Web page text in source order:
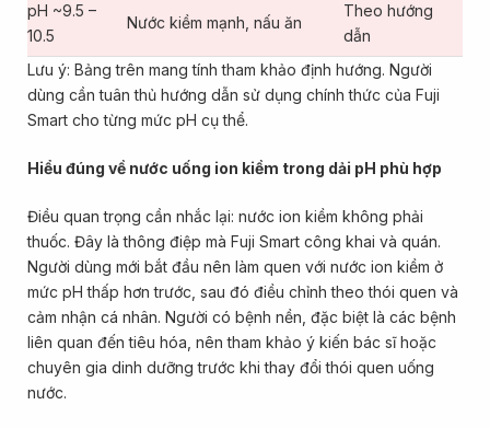
pH ~9.5 –
10.5
Nước kiềm mạnh, nấu ăn
Theo hướng
dẫn
Lưu ý: Bảng trên mang tính tham khảo định hướng. Người
dùng cần tuân thủ hướng dẫn sử dụng chính thức của Fuji
Smart cho từng mức pH cụ thể.
Hiểu đúng về nước uống ion kiềm trong dải pH phù hợp
Điều quan trọng cần nhắc lại: nước ion kiềm không phải
thuốc. Đây là thông điệp mà Fuji Smart công khai và quán.
Người dùng mới bắt đầu nên làm quen với nước ion kiềm ở
mức pH thấp hơn trước, sau đó điều chỉnh theo thói quen và
cảm nhận cá nhân. Người có bệnh nền, đặc biệt là các bệnh
liên quan đến tiêu hóa, nên tham khảo ý kiến bác sĩ hoặc
chuyên gia dinh dưỡng trước khi thay đổi thói quen uống
nước.